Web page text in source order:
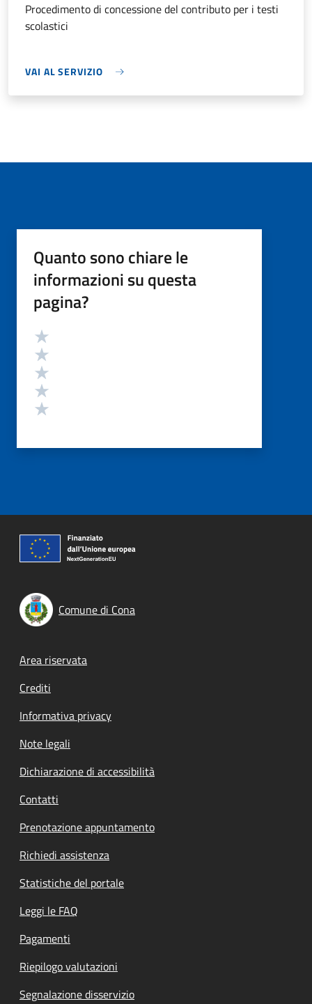
Procedimento di concessione del contributo per i testi
scolastici
VAI AL SERVIZIO
Quanto sono chiare le
informazioni su questa
pagina?
Valutazione
Comune di Cona
Footer menu
Area riservata
Crediti
Informativa privacy
Note legali
Dichiarazione di accessibilità
Contatti
Prenotazione appuntamento
Richiedi assistenza
Statistiche del portale
Leggi le FAQ
Pagamenti
Riepilogo valutazioni
Segnalazione disservizio